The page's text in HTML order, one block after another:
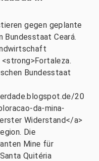
gegen geplante
Bundesstaat Ceará.
Bundesstaat
20
da-mina-
Widerstand</a>
Die
Mine für
Quitéria